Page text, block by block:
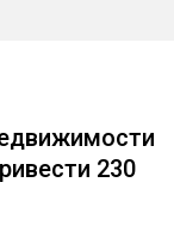
230